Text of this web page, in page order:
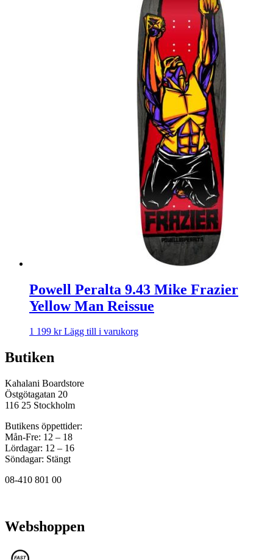
Powell Peralta 9.43 Mike Frazier
Yellow Man Reissue
1 199 kr Lägg till i varukorg
Butiken
Kahalani Boardstore
Östgötagatan 20
116 25 Stockholm
Butikens öppettider:
Mån-Fre: 12 – 18
Lördagar: 12 – 16
Söndagar: Stängt
08-410 801 00
Webshoppen